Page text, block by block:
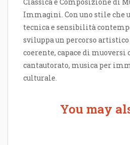
Classica e Composizione di
Immagini. Con uno stile che
tecnica e sensibilità
sviluppa un percorso artistico
coerente, capace di muoversi
cantautorato, musica per
culturale.
You may